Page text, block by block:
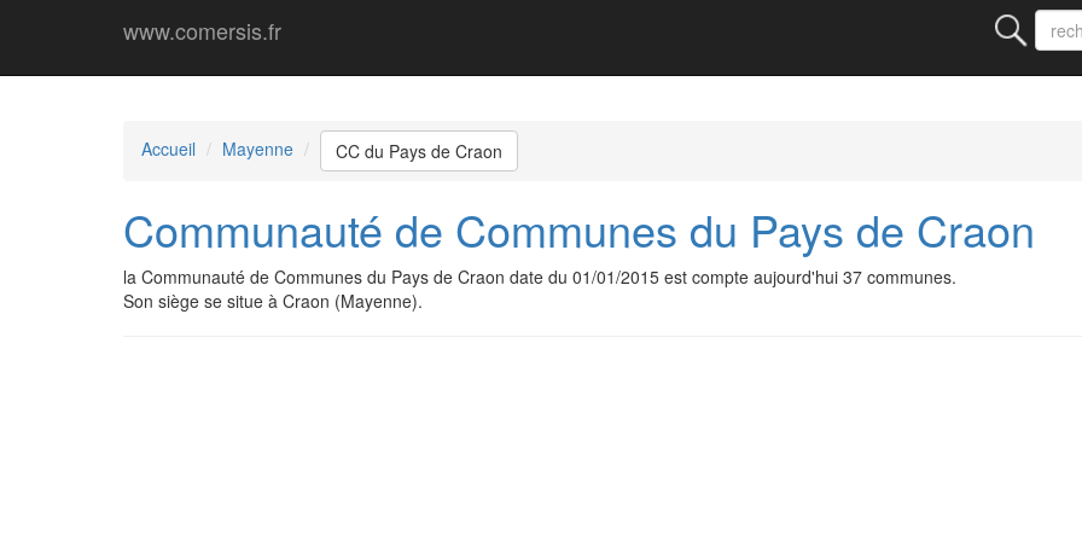
www.comersis.fr
Accueil Mayenne CC du Pays de Craon
Communauté de Communes du Pays de Craon
la Communauté de Communes du Pays de Craon date du 01/01/2015 est compte aujourd'hui 37 communes.
Son siège se situe à Craon (Mayenne).